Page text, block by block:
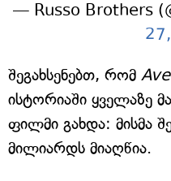
— Russo Brothers
შეგახსენებთ, რომ
ისტორიაში ყველაზე
ფილმი გახდა: მისმა
მილიარდს მიაღწია.